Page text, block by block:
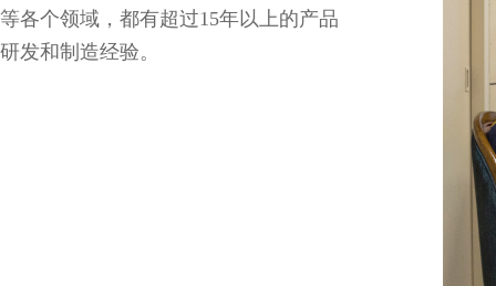
等各个领域，都有超过15年以上的产品
研发和制造经验。